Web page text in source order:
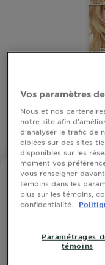
GARNIER BELLE COLOR
110 Blond
Vos paramètres
Nous et nos
notre site afin
d’analyser le trafic de
ciblées sur des sites
disponibles sur les
moment vos
vous renseigner
témoins dans les
plus sur les témoins,
confidentialité.
Paramétrages
témoins